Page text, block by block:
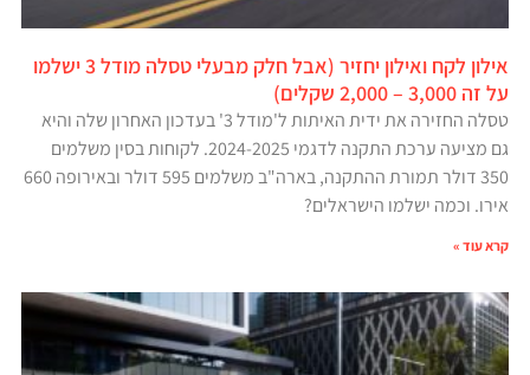
אילון לקח ואילון יחזיר (אבל חלק מבעלי טסלה מודל 3 ישלמו
על זה 3,000 – 2,000 שקלים)
טסלה החזירה את ידית האיתות ל'מודל 3' בעדכון האחרון שלה והיא
גם מציעה ערכת התקנה לדגמי 2024-2025. לקוחות בסין משלמים
350 דולר תמורת ההתקנה, בארה"ב משלמים 595 דולר ובאירופה 660
אירו. וכמה ישלמו הישראלים?
קרא עוד »